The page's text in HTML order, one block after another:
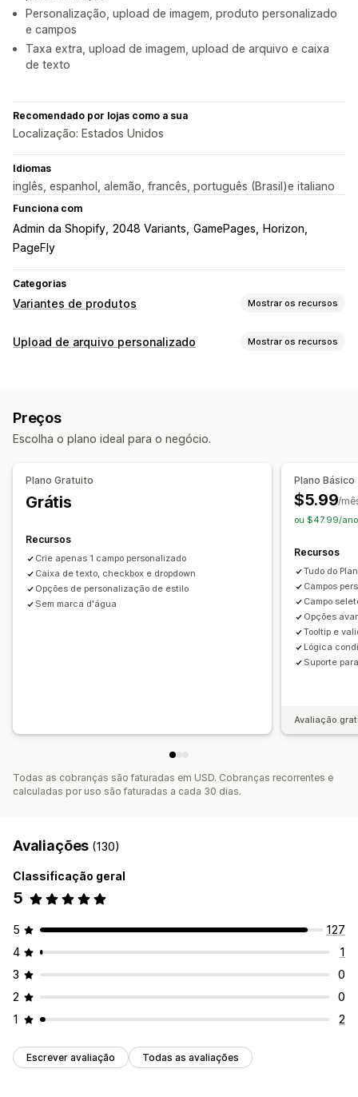
Personalização, upload de imagem, produto personalizado
e campos
Taxa extra, upload de imagem, upload de arquivo e caixa
de texto
Recomendado por lojas como a sua
Localização: Estados Unidos
Idiomas
inglês, espanhol, alemão, francês, português (Brasil)e italiano
Funciona com
Admin da Shopify 2048 Variants GamePages
Horizon
PageFly
Categorias
Variantes de produtos Mostrar os recursos
Personalização
Preços
Preços dinâmicos
Estoque
Upload de arquivo personalizado Mostrar os recursos
Gerenciamento de arquivos
Preços
Escolha o plano ideal para o negócio.
Plano Gratuito
Grátis
Recursos
Crie apenas 1 campo personalizado
Caixa de texto, checkbox e dropdown
Opções de personalização de estilo
Sem marca d'água
Plano Básico
$5.99/
ou $47.99/
Recursos
Tudo do
Campos
Campo
Opções
Tooltip e
Lógica
Suporte
Avaliação
Todas as cobranças são faturadas em USD. Cobranças recorrentes e
calculadas por uso são faturadas a cada 30 dias.
Avaliações (130)
Classificação geral
5
5
127
4
1
3
0
2
0
1
2
Escrever avaliação Todas as avaliações